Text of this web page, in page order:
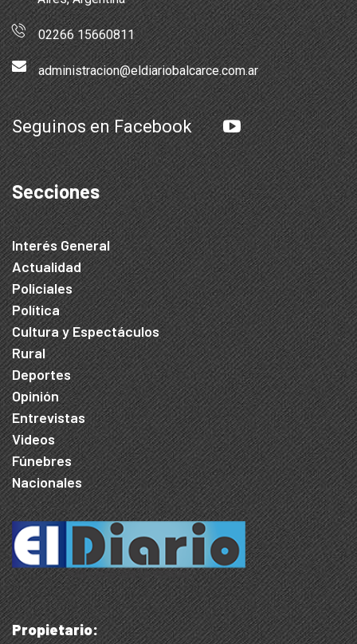
02266 15660811
administracion@eldiariobalcarce.com.ar
Seguinos en Facebook
Secciones
Interés General
Actualidad
Policiales
Política
Cultura y Espectáculos
Rural
Deportes
Opinión
Entrevistas
Videos
Fúnebres
Nacionales
Propietario: